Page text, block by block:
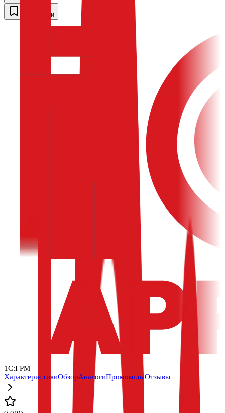
В закладки
1С:ГРМ
ХарактеристикиОбзорАналогиПромокодыОтзывы